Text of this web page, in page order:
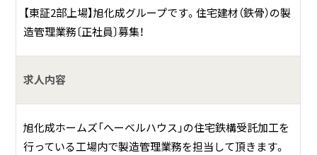
として、豊富な経験と高い技術力を柱に、常に独創的で機能
的な製品の開発・製造を行っています。
「千葉工場」では住宅鉄骨部材の生産を担当しています。
【東証2部上場】旭化成グループです。住宅建材（鉄骨）の製
造管理業務〔正社員〕募集！
求人内容
旭化成ホームズ「へーベルハウス」の住宅鉄構受託加工を
行っている工場内で製造管理業務を担当して頂きます。